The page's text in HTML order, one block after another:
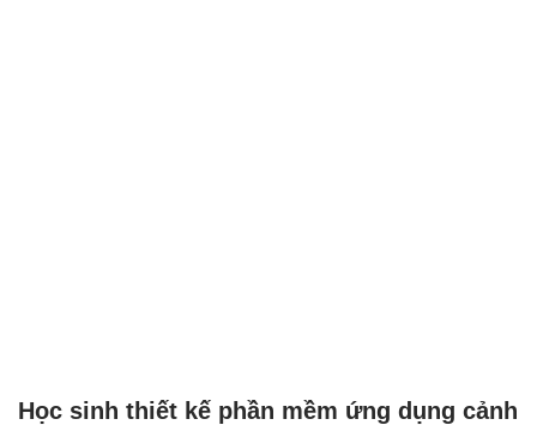
Học sinh thiết kế phần mềm ứng dụng cảnh